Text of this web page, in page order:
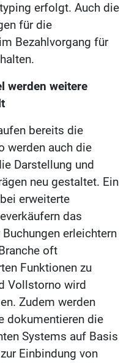
erfolgt. Auch die
für die
Bezahlvorgang für
werden weitere
bereits die
werden auch die
Darstellung und
neu gestaltet. Ein
erweiterte
das
erleichtern
oft
Funktionen zu
Vollstorno wird
Zudem werden
dokumentieren die
Systems auf Basis
Einbindung von